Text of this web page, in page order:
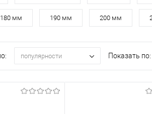
180 мм 190 мм 200 мм
популярности Показать по: